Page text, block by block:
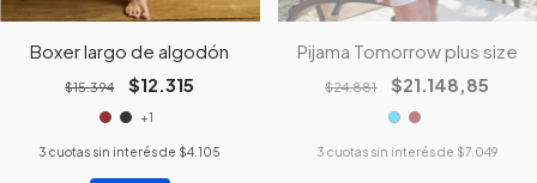
Boxer largo de algodón
$15.394 $12.315
+1
3 cuotas sin interés de $4.105
Pijama Tomorrow plus size
$24.881 $21.148,85
3 cuotas sin interés de $7.049